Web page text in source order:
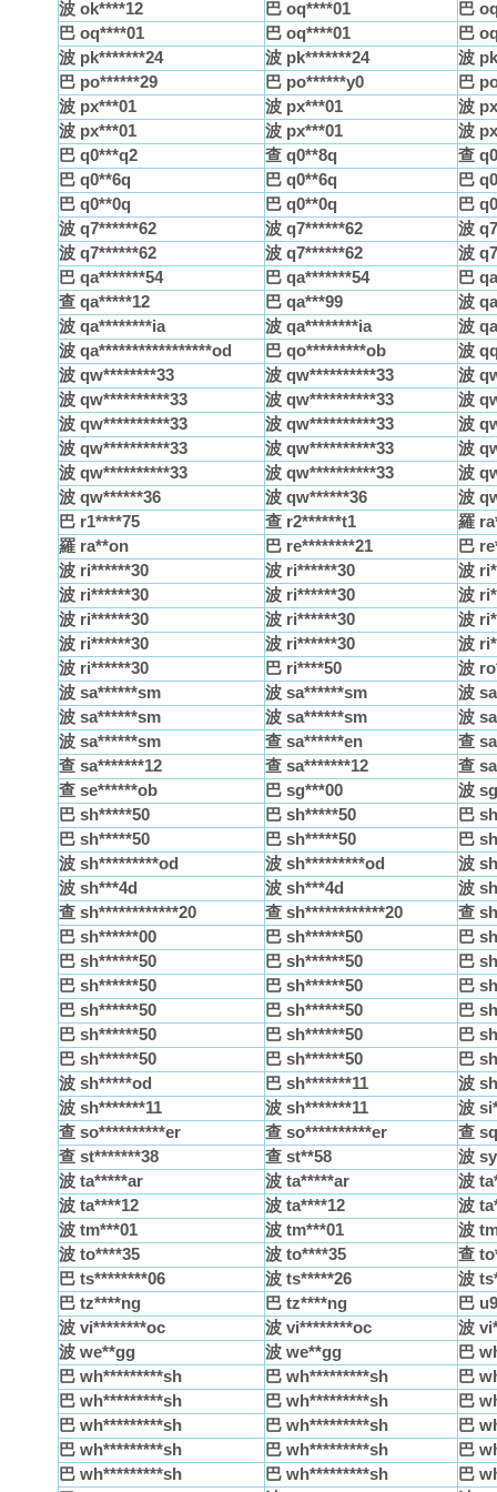
波 ok****12 巴 oq****01
巴
巴 oq****01
巴 oq****01
巴
波 pk*******24
波 pk*******24
波
巴 po******29
巴 po******y0
巴
波 px***01
波 px***01
波
波 px***01
波 px***01
波
巴 q0***q2
查 q0**8q
查
巴 q0**6q
巴 q0**6q
巴
巴 q0**0q
巴 q0**0q
巴
波 q7******62
波 q7******62
波
波 q7******62
波 q7******62
波
巴 qa*******54
巴 qa*******54
巴
查 qa*****12
巴 qa***99
波
波 qa********ia
波 qa********ia
波
波 qa*****************od
巴 qo*********ob
波
波 qw********33
波 qw**********33
波
波 qw**********33
波 qw**********33
波
波 qw**********33
波 qw**********33
波
波 qw**********33
波 qw**********33
波
波 qw**********33
波 qw**********33
波
波 qw******36
波 qw******36
波
巴 r1****75
查 r2******t1
羅
羅 ra**on
巴 re********21
巴
波 ri******30
波 ri******30
波
波 ri******30
波 ri******30
波
波 ri******30
波 ri******30
波
波 ri******30
波 ri******30
波
波 ri******30
巴 ri****50
波
波 sa******sm
波 sa******sm
波
波 sa******sm
波 sa******sm
波
波 sa******sm
查 sa******en
查
查 sa*******12
查 sa*******12
查
查 se******ob
巴 sg***00
波
巴 sh*****50
巴 sh*****50
巴
巴 sh*****50
巴 sh*****50
巴
波 sh*********od
波 sh*********od
波
波 sh***4d
波 sh***4d
波
查 sh************20
查 sh************20
查
巴 sh******00
巴 sh******50
巴
巴 sh******50
巴 sh******50
巴
巴 sh******50
巴 sh******50
巴
巴 sh******50
巴 sh******50
巴
巴 sh******50
巴 sh******50
巴
巴 sh******50
巴 sh******50
巴
波 sh*****od
巴 sh*******11
波
波 sh*******11
波 sh*******11
波
查 so**********er
查 so**********er
查
查 st*******38
查 st**58
波
波 ta*****ar
波 ta*****ar
波
波 ta****12
波 ta****12
波
波 tm***01
波 tm***01
波
波 to****35
波 to****35
查
巴 ts********06
波 ts*****26
波
巴 tz****ng
巴 tz****ng
巴
波 vi********oc
波 vi********oc
波
波 we**gg
波 we**gg
巴
巴 wh*********sh
巴 wh*********sh
巴
巴 wh*********sh
巴 wh*********sh
巴
巴 wh*********sh
巴 wh*********sh
巴
巴 wh*********sh
巴 wh*********sh
巴
巴 wh*********sh
巴 wh*********sh
巴